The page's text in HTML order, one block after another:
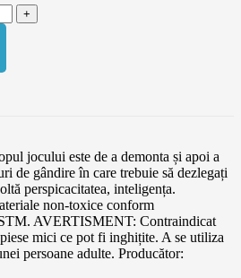
jocului este de a demonta și apoi a
de gândire în care trebuie să dezlegați
perspicacitatea, inteligența.
non-toxice conform
AVERTISMENT: Contraindicat
mici ce pot fi inghițite. A se utiliza
persoane adulte. Producător: